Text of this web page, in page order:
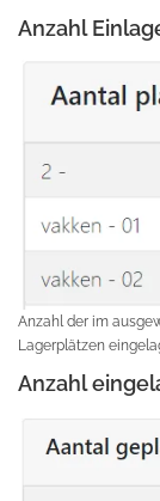
Anzahl
Anzahl der im
Lagerplätzen
Anzahl